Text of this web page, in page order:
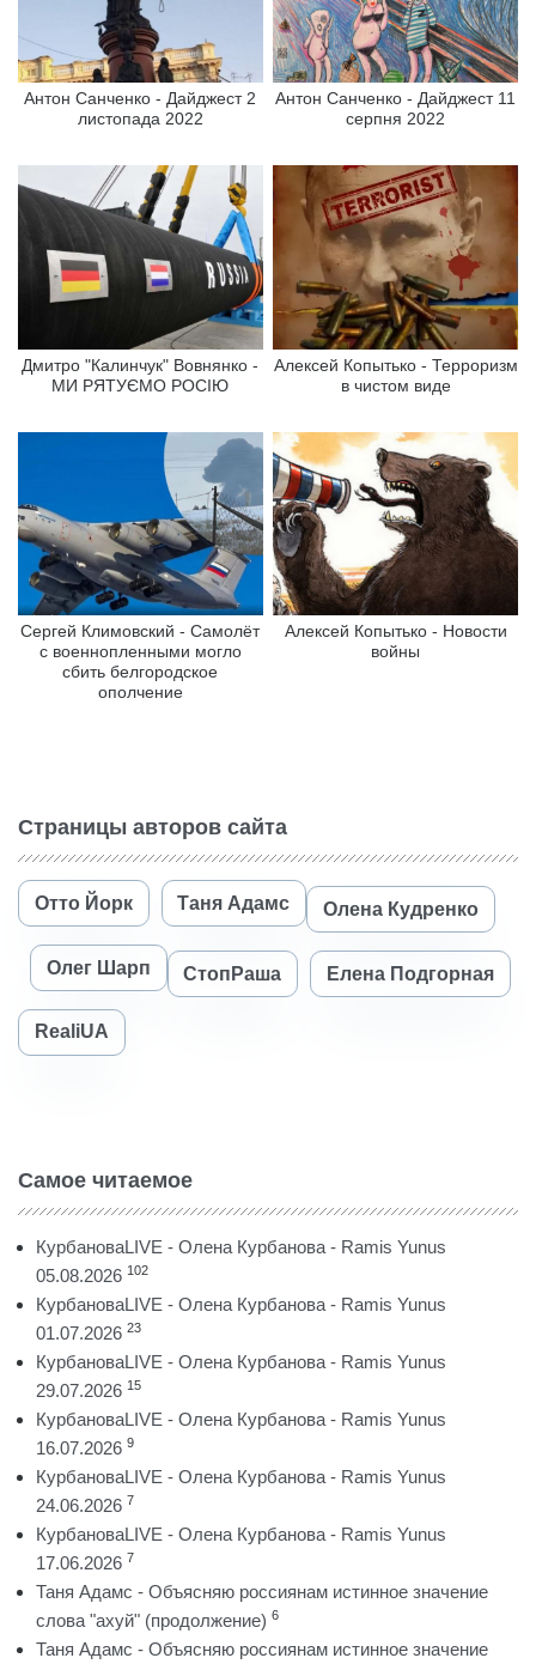
Антон Санченко - Дайджест 2
листопада 2022
Антон Санченко - Дайджест 11
серпня 2022
Дмитро "Калинчук" Вовнянко -
МИ РЯТУЄМО РОСІЮ
Алексей Копытько - Терроризм
в чистом виде
Сергей Климовский - Самолёт
с военнопленными могло
сбить белгородское
ополчение
Алексей Копытько - Новости
войны
Страницы авторов сайта
Отто Йорк Таня Адамс Олена Кудренко
Олег Шарп СтопРаша Елена Подгорная
RealiUA
Самое читаемое
КурбановаLIVE - Олена Курбанова - Ramis Yunus
05.08.2026 102
КурбановаLIVE - Олена Курбанова - Ramis Yunus
01.07.2026 23
КурбановаLIVE - Олена Курбанова - Ramis Yunus
29.07.2026 15
КурбановаLIVE - Олена Курбанова - Ramis Yunus
16.07.2026 9
КурбановаLIVE - Олена Курбанова - Ramis Yunus
24.06.2026 7
КурбановаLIVE - Олена Курбанова - Ramis Yunus
17.06.2026 7
Таня Адамс - Объясняю россиянам истинное значение
слова "ахуй" (продолжение) 6
Таня Адамс - Объясняю россиянам истинное значение